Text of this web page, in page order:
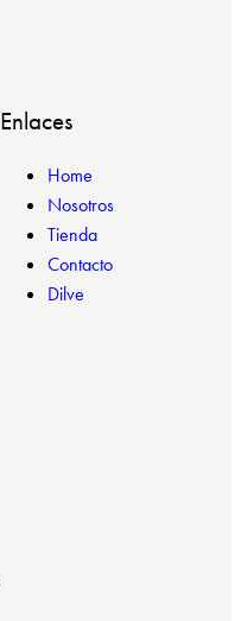
Enlaces
Home
Nosotros
Tienda
Contacto
Dilve